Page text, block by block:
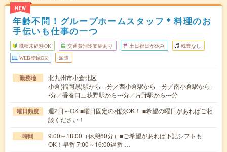
NEW
年齢不問！グループホームスタッフ＊料理のお
手伝いも仕事の一つ
職種未経験OK 交通費別途支給あり 土日祝日が休み 残業なし
WEB登録OK 派遣
勤務地
北九州市小倉北区
小倉(福岡県)駅から---分／西小倉駅から---分／南小倉駅から--
-分／香春口三萩野駅から---分／片野駅から---分
曜日頻度
週2日～OK ■曜日固定の相談OK！ ■希望の曜日があればご相
談ください！
時間
9:00～18:00（休憩60分）■ご希望があれば下記シフトも
OK！早番 7:00～16:00遅番 …